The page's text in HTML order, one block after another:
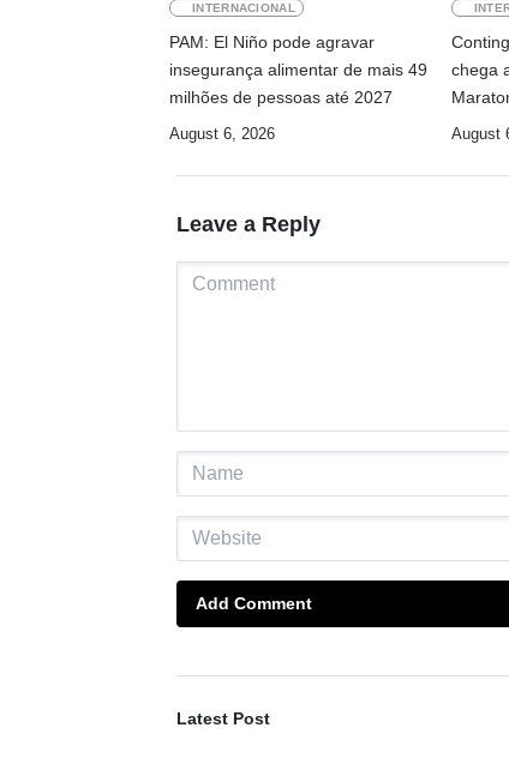
INTERNACIONAL
PAM: El Niño pode agravar
insegurança alimentar de mais 49
milhões de pessoas até 2027
August 6, 2026
chega
August
Leave a Reply
Add Comment
Latest Post